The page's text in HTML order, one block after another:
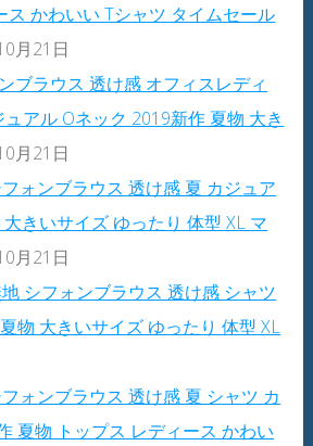
ス かわいい Tシャツ タイムセール
月21日
ブラウス 透け感 オフィスレディ
アル Oネック 2019新作 夏物 大き
月21日
ォンブラウス 透け感 夏 カジュア
きいサイズ ゆったり 体型 XL マ
月21日
シフォンブラウス 透け感 シャツ
物 大きいサイズ ゆったり 体型 XL
ォンブラウス 透け感 夏 シャツ カ
夏物 トップス レディース かわい